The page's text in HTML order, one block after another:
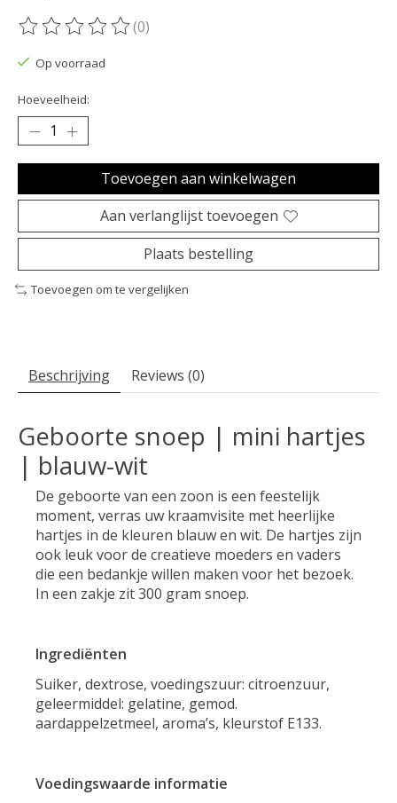
De beoordeling van dit product is
(0)
Op voorraad
Hoeveelheid:
Toevoegen aan winkelwagen
Aan verlanglijst toevoegen
Plaats bestelling
Toevoegen om te vergelijken
Beschrijving Reviews (0)
Geboorte snoep | mini hartjes
| blauw-wit
De geboorte van een zoon is een feestelijk
moment, verras uw kraamvisite met heerlijke
hartjes in de kleuren blauw en wit. De hartjes zijn
ook leuk voor de creatieve moeders en vaders
die een bedankje willen maken voor het bezoek.
In een zakje zit 300 gram snoep.
Ingrediënten
Suiker, dextrose, voedingszuur: citroenzuur,
geleermiddel: gelatine, gemod.
aardappelzetmeel, aroma’s, kleurstof E133.
Voedingswaarde informatie